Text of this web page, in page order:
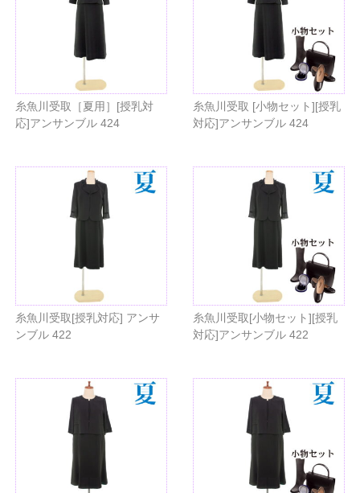
糸魚川受取［夏用］[授乳対
応]アンサンブル 424
糸魚川受取 [小物セット][授乳
対応]アンサンブル 424
糸魚川受取[授乳対応] アンサ
ンブル 422
糸魚川受取[小物セット][授乳
対応]アンサンブル 422